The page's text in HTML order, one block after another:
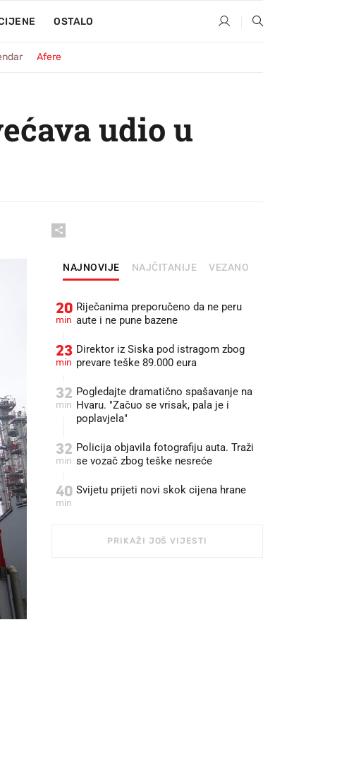
OSTALO
Afere
udio u
NAJNOVIJE NAJČITANIJE VEZANO
20
min
Riječanima preporučeno da ne peru
aute i ne pune bazene
23
min
Direktor iz Siska pod istragom zbog
prevare teške 89.000 eura
32
min
Pogledajte dramatično spašavanje na
Hvaru. "Začuo se vrisak, pala je i
poplavjela"
32
min
Policija objavila fotografiju auta. Traži
se vozač zbog teške nesreće
40
min
Svijetu prijeti novi skok cijena hrane
PRIKAŽI JOŠ VIJESTI